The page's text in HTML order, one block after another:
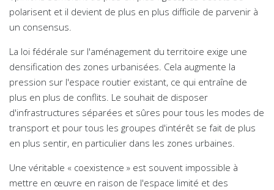
polarisent et il devient de plus en plus difficile de parvenir à
un consensus.
La loi fédérale sur l'aménagement du territoire exige une
densification des zones urbanisées. Cela augmente la
pression sur l'espace routier existant, ce qui entraîne de
plus en plus de conflits. Le souhait de disposer
d'infrastructures séparées et sûres pour tous les modes de
transport et pour tous les groupes d'intérêt se fait de plus
en plus sentir, en particulier dans les zones urbaines.
Une véritable « coexistence » est souvent impossible à
mettre en œuvre en raison de l'espace limité et des